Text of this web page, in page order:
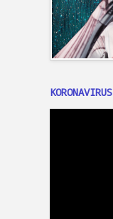
KORONAVIRUS